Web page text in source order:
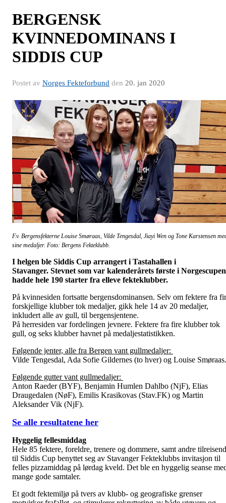
BERGENSK
KVINNEDOMINANS I
SIDDIS CUP
Postet av Norges Fekteforbund den 20. jan 2020
F.v. Bergensfekterne Louise Smøraas, Vilde Tengesdal, Jiayi Wen og Tone Karstensen
sine medaljer. Foto: Bergens Fekteklubb.
I helgen ble Siddis Cup arrangert i Tastahallen i
Stavanger. Stevnet som var kalenderårets første i Norgescupen
hadde hele 190 starter fra elleve fekteklubber.
På kvinnesiden fortsatte bergensdominansen. Selv om fektere fra
forskjellige klubber tok medaljer, gikk hele 14 av 20 medaljer,
inkludert alle av gull, til bergensjentene.
På herresiden var fordelingen jevnere. Fektere fra fire klubber tok
gull, og seks klubber havnet på medaljestatistikken.
Følgende jenter, alle fra Bergen vant gullmedaljer:
Vilde Tengesdal, Ada Sofie Gildernes (to hver) og Louise Smøraas.
Følgende gutter vant gullmedaljer:
Anton Raeder (BYF), Benjamin Humlen Dahlbo (NjF), Elias
Draugedalen (NøF), Emilis Krasikovas (Stav.FK) og Martin
Aleksander Vik (NjF).
Se alle resultatene her
Hyggelig fellesmiddag
Hele 85 fektere, foreldre, trenere og dommere, samt andre
til Siddis Cup benyttet seg av Stavanger Fekteklubbs invitasjon til
felles pizzamiddag på lørdag kveld. Det ble en hyggelig seanse
mange gode samtaler.
Et godt fektemiljø på tvers av klubb- og geografiske grenser